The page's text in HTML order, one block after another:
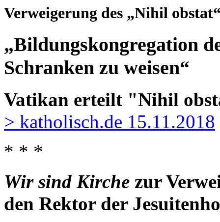
Verweigerung des „Nihil
„Bildungskongregation
Schranken zu weisen“
Vatikan erteilt "Nihil
> katholisch.de 15.11.2018
* * *
Wir sind Kirche zur
den Rektor der